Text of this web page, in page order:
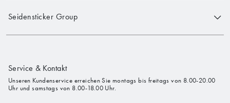
Seidensticker Group
Service & Kontakt
Unseren Kundenservice erreichen Sie montags bis freitags von 8.00-20.00
Uhr und samstags von 8.00-18.00 Uhr.